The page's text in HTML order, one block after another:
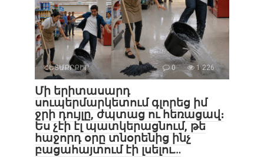
ՀԵՏԱՔՐՔԻՐ 0 1 226
Մի երիտասարդ
սուպերմարկետում գլորեց իմ
ջրի դույլը, ժպտաց ու հեռացավ։
Ես չէի էլ պատկերացնում, թե
հաջորդ օրը տնօրենից ինչ
բացահայտում էի լսելու…